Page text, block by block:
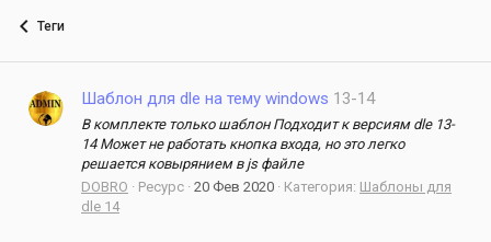
Теги
Шаблон для dle на тему windows 13-14
В комплекте только шаблон Подходит к версиям dle 13-
14 Может не работать кнопка входа, но это легко
решается ковырянием в js файле
DOBRO
Ресурс 20 Фев 2020 Категория: Шаблоны для
dle 14